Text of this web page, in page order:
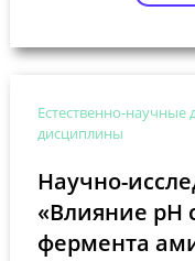
Естественно-
дисциплины
Научно-
«Влияние pH
фермента